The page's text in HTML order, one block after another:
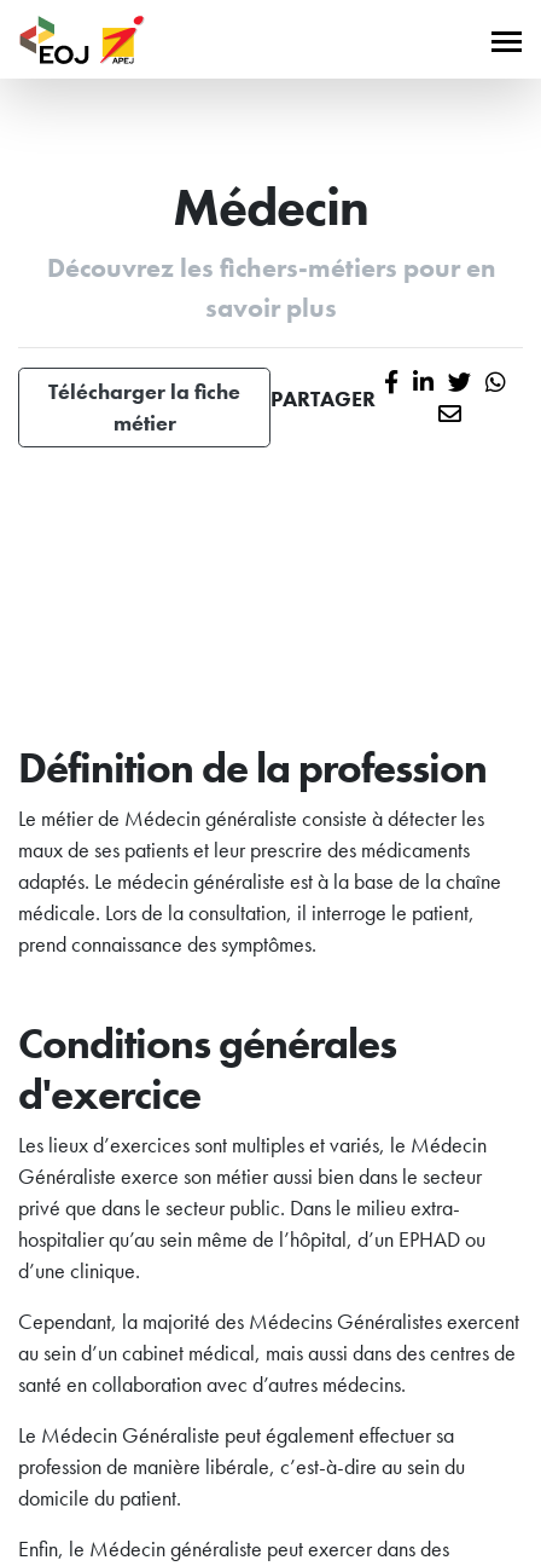
Médecin
Découvrez les fichers-métiers pour en
savoir plus
Télécharger la fiche
métier
PARTAGER
Définition de la profession
Le métier de Médecin généraliste consiste à détecter les
maux de ses patients et leur prescrire des médicaments
adaptés. Le médecin généraliste est à la base de la chaîne
médicale. Lors de la consultation, il interroge le patient,
prend connaissance des symptômes.
Conditions générales
d'exercice
Les lieux d’exercices sont multiples et variés, le Médecin
Généraliste exerce son métier aussi bien dans le secteur
privé que dans le secteur public. Dans le milieu extra-
hospitalier qu’au sein même de l’hôpital, d’un EPHAD ou
d’une clinique.
Cependant, la majorité des Médecins Généralistes exercent
au sein d’un cabinet médical, mais aussi dans des centres de
santé en collaboration avec d’autres médecins.
Le Médecin Généraliste peut également effectuer sa
profession de manière libérale, c’est-à-dire au sein du
domicile du patient.
Enfin, le Médecin généraliste peut exercer dans des